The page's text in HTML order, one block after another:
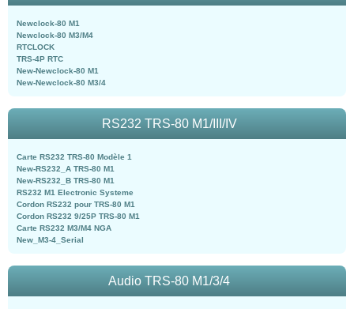
Newclock-80 M1
Newclock-80 M3/M4
RTCLOCK
TRS-4P RTC
New-Newclock-80 M1
New-Newclock-80 M3/4
RS232 TRS-80 M1/III/IV
Carte RS232 TRS-80 Modèle 1
New-RS232_A TRS-80 M1
New-RS232_B TRS-80 M1
RS232 M1 Electronic Systeme
Cordon RS232 pour TRS-80 M1
Cordon RS232 9/25P TRS-80 M1
Carte RS232 M3/M4 NGA
New_M3-4_Serial
Audio TRS-80 M1/3/4